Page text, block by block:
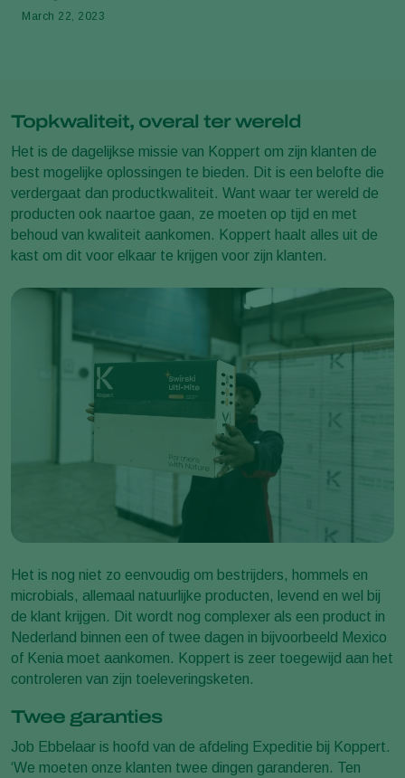
March 22, 2023
Topkwaliteit, overal ter wereld
Het is de dagelijkse missie van Koppert om zijn klanten de
best mogelijke oplossingen te bieden. Dit is een belofte die
verdergaat dan productkwaliteit. Want waar ter wereld de
producten ook naartoe gaan, ze moeten op tijd en met
behoud van kwaliteit aankomen. Koppert haalt alles uit de
kast om dit voor elkaar te krijgen voor zijn klanten.
Het is nog niet zo eenvoudig om bestrijders, hommels en
microbials, allemaal natuurlijke producten, levend en wel bij
de klant krijgen. Dit wordt nog complexer als een product in
Nederland binnen een of twee dagen in bijvoorbeeld Mexico
of Kenia moet aankomen. Koppert is zeer toegewijd aan het
controleren van zijn toeleveringsketen.
Twee garanties
Job Ebbelaar is hoofd van de afdeling Expeditie bij Koppert.
‘We moeten onze klanten twee dingen garanderen. Ten